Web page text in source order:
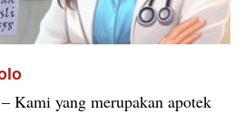
Kami yang merupakan apotek